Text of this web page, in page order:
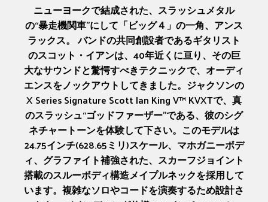
ニューヨークで結成された、スラッシュメタル
の“暴走機関車”にして「ビッグ４」の一角、アンス
ラックス。 バンドの共同創設者であるギタリスト
のスコット・イアンは、40年近くに亘り、その巨
大なサウンドと驚愕すべきテクニックで、オーディ
エンスをノックアウトしてきました。ジャクソンの
X Series Signature Scott Ian King V™ KVXTで、真
のスラッシュ“ゴッドファーザー”である、彼のシグ
ネチャートーンを体験して下さい。このモデルは
24.75インチ(628.65ミリ)スケール、マホガニーボデ
ィ、グラファイト補強された、スカーフジョイント
搭載のスルーボディ構造メイプルネックを採用して
います。複雑なソロやコードを演奏するため設計さ